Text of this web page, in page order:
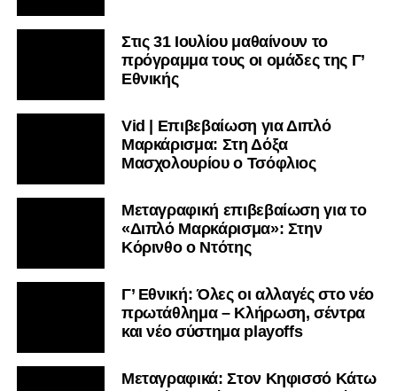
Στις 31 Ιουλίου μαθαίνουν το
πρόγραμμα τους οι ομάδες της Γ’
Εθνικής
Vid | Επιβεβαίωση για Διπλό
Μαρκάρισμα: Στη Δόξα
Μασχολουρίου ο Τσόφλιος
Μεταγραφική επιβεβαίωση για το
«Διπλό Μαρκάρισμα»: Στην
Κόρινθο ο Ντότης
Γ’ Εθνική: Όλες οι αλλαγές στο νέο
πρωτάθλημα – Κλήρωση, σέντρα
και νέο σύστημα playoffs
Μεταγραφικά: Στον Κηφισσό Κάτω